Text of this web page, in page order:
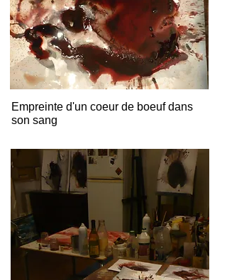
Empreinte d'un coeur de boeuf dans
son sang